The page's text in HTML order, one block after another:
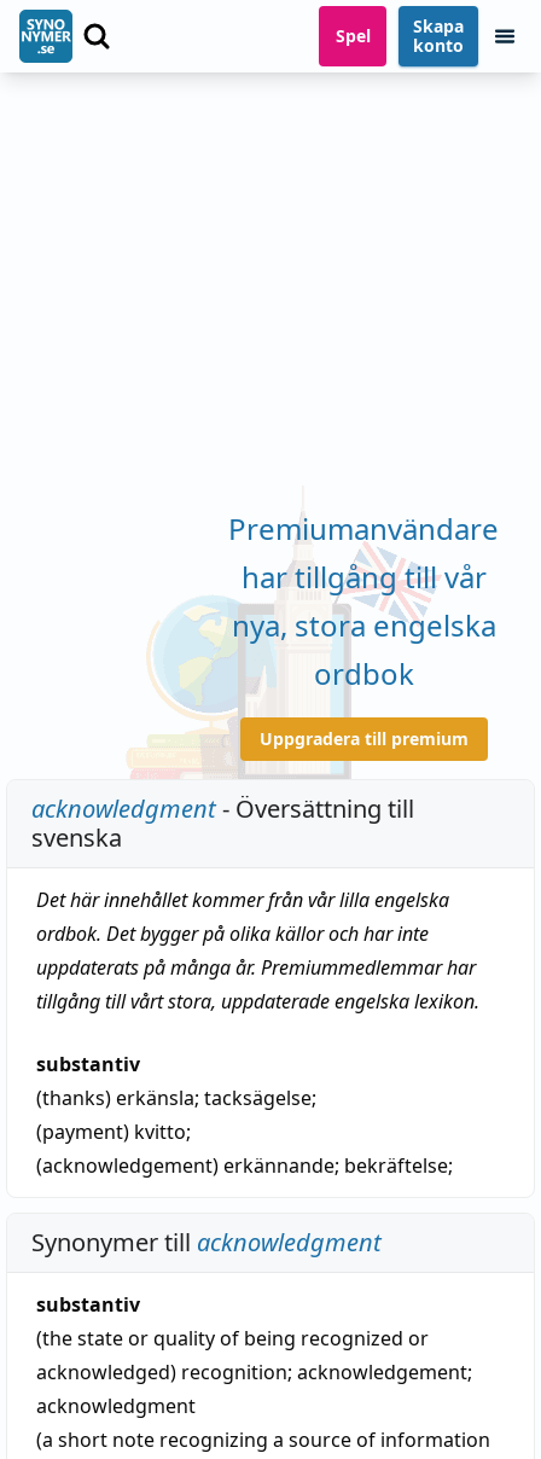
Spel
Skapa
konto
Premiumanvändare
har tillgång till vår
nya, stora engelska
ordbok
Uppgradera till premium
acknowledgment- Översättning till
svenska
Det här innehållet kommer från vår lilla engelska
ordbok. Det bygger på olika källor och har inte
uppdaterats på många år. Premiummedlemmar har
tillgång till vårt stora, uppdaterade engelska lexikon.
substantiv
(thanks)erkänsla; tacksägelse;
(payment) kvitto;
(acknowledgement)erkännande; bekräftelse;
Synonymer till acknowledgment
substantiv
(the state or quality of being recognized or
acknowledged) recognition; acknowledgement;
acknowledgment
(a short note recognizing a source of information